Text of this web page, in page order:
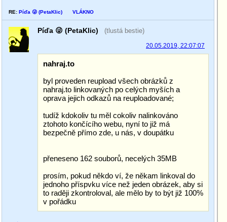
RE: Píďa 😜 (PetaKlic) VLÁKNO
Píďa 😜 (PetaKlic) (tlustá bestie)
20.05.2019, 22:07:07
nahraj.to
byl proveden reupload všech obrázků z
nahraj.to linkovaných po celých myších a
oprava jejich odkazů na reuploadované;
tudíž kdokoliv tu měl cokoliv nalinkováno
ztohoto končícího webu, nyní to již má
bezpečně přímo zde, u nás, v doupátku
přeneseno 162 souborů, necelých 35MB
prosím, pokud někdo ví, že někam linkoval do
jednoho příspvku více než jeden obrázek, aby si
to raději zkontroloval, ale mělo by to být již 100%
v pořádku